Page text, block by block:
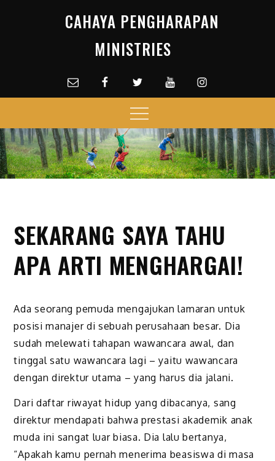
CAHAYA PENGHARAPAN
MINISTRIES
Email facebookTwitterYoutubeInstagram
Menu
SEKARANG SAYA TAHU
APA ARTI MENGHARGAI!
Ada seorang pemuda mengajukan lamaran untuk
posisi manajer di sebuah perusahaan besar. Dia
sudah melewati tahapan wawancara awal, dan
tinggal satu wawancara lagi – yaitu wawancara
dengan direktur utama – yang harus dia jalani.
Dari daftar riwayat hidup yang dibacanya, sang
direktur mendapati bahwa prestasi akademik anak
muda ini sangat luar biasa. Dia lalu bertanya,
“Apakah kamu pernah menerima beasiswa di masa